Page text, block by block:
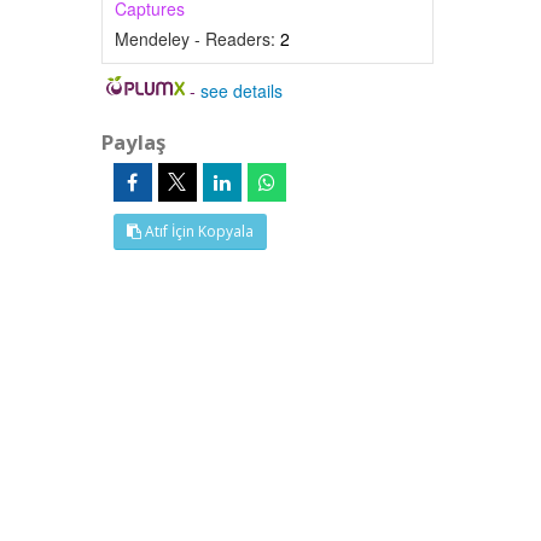
Captures
Mendeley - Readers: 2
-see details
Paylaş
Atıf İçin Kopyala